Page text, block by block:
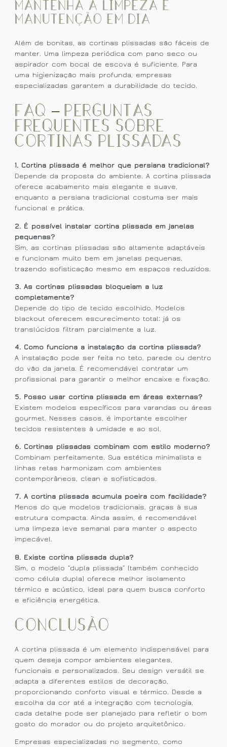
Mantenha a limpeza e
manutenção em dia
Além de bonitas, as cortinas plissadas são fáceis de
manter. Uma limpeza periódica com pano seco ou
aspirador com bocal de escova é suficiente. Para
uma higienização mais profunda, empresas
especializadas garantem a durabilidade do tecido.
FAQ – Perguntas
Frequentes Sobre
Cortinas Plissadas
1. Cortina plissada é melhor que persiana tradicional?
Depende da proposta do ambiente. A cortina plissada
oferece acabamento mais elegante e suave,
enquanto a persiana tradicional costuma ser mais
funcional e prática.
2. É possível instalar cortina plissada em janelas
pequenas?
Sim, as cortinas plissadas são altamente adaptáveis
e funcionam muito bem em janelas pequenas,
trazendo sofisticação mesmo em espaços reduzidos.
3. As cortinas plissadas bloqueiam a luz
completamente?
Depende do tipo de tecido escolhido. Modelos
blackout oferecem escurecimento total; já os
translúcidos filtram parcialmente a luz.
4. Como funciona a instalação da cortina plissada?
A instalação pode ser feita no teto, parede ou dentro
do vão da janela. É recomendável contratar um
profissional para garantir o melhor encaixe e fixação.
5. Posso usar cortina plissada em áreas externas?
Existem modelos específicos para varandas ou áreas
gourmet. Nesses casos, é importante escolher
tecidos resistentes à umidade e ao sol.
6. Cortinas plissadas combinam com estilo moderno?
Combinam perfeitamente. Sua estética minimalista e
linhas retas harmonizam com ambientes
contemporâneos, clean e sofisticados.
7. A cortina plissada acumula poeira com facilidade?
Menos do que modelos tradicionais, graças à sua
estrutura compacta. Ainda assim, é recomendável
uma limpeza leve semanal para manter o aspecto
impecável.
8. Existe cortina plissada dupla?
Sim, o modelo “dupla plissada” (também conhecido
como célula dupla) oferece melhor isolamento
térmico e acústico, ideal para quem busca conforto
e eficiência energética.
Conclusão
A cortina plissada é um elemento indispensável para
quem deseja compor ambientes elegantes,
funcionais e personalizados. Seu design versátil se
adapta a diferentes estilos de decoração,
proporcionando conforto visual e térmico. Desde a
escolha da cor até a integração com tecnologia,
cada detalhe pode ser planejado para refletir o bom
gosto do morador ou do projeto arquitetônico.
Empresas especializadas no segmento, como